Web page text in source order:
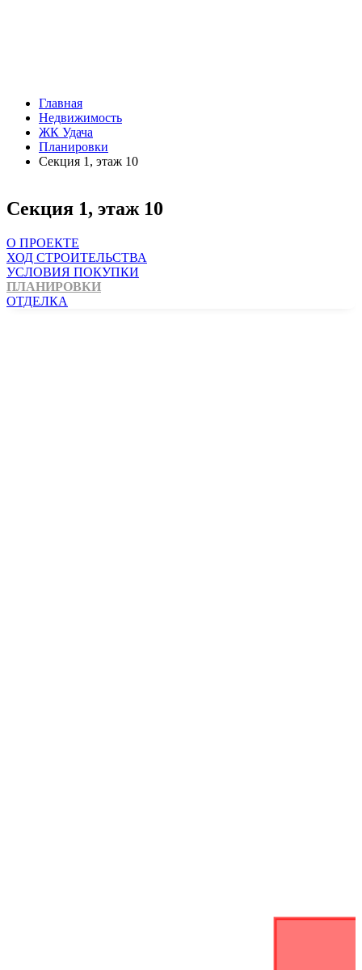
Главная
Недвижимость
ЖК Удача
Планировки
Секция 1, этаж 10
Секция 1, этаж 10
О ПРОЕКТЕ
ХОД СТРОИТЕЛЬСТВА
УСЛОВИЯ ПОКУПКИ
ПЛАНИРОВКИ
ОТДЕЛКА